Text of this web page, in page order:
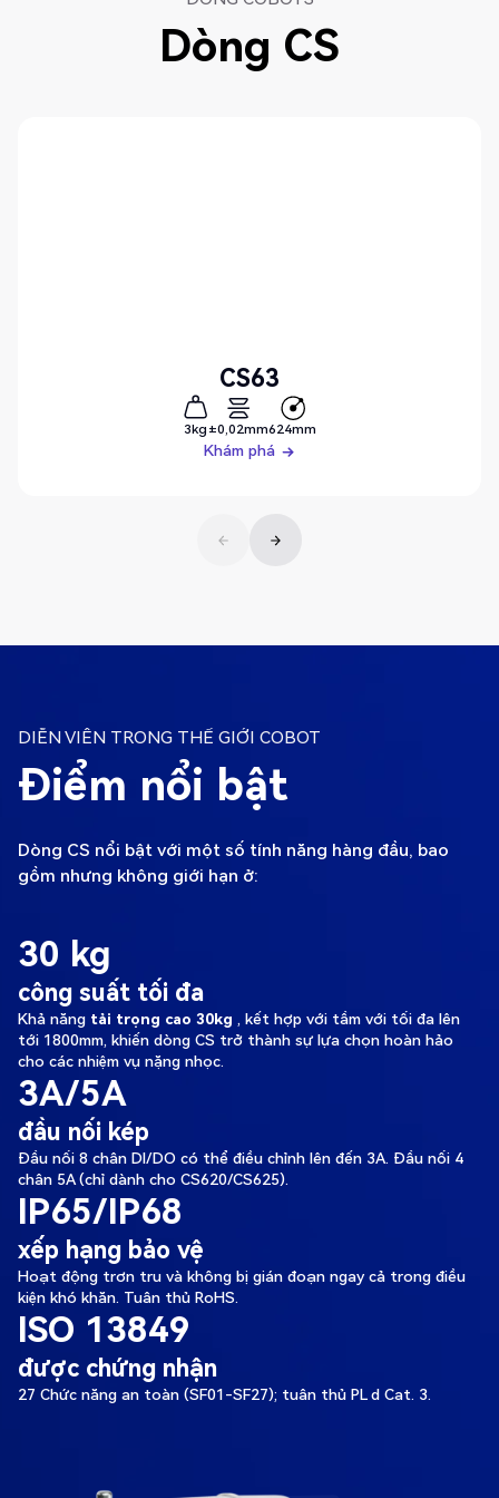
Dòng CS
CS63
3kg ±0,02mm624mm
Khám phá
DIỄN VIÊN TRONG THẾ GIỚI COBOT
Điểm nổi bật
Dòng CS nổi bật với một số tính năng hàng đầu, bao
gồm nhưng không giới hạn ở:
30 kg
công suất tối đa
Khả năng tải trọng cao 30kg , kết hợp với tầm với tối đa lên
tới 1800mm, khiến dòng CS trở thành sự lựa chọn hoàn hảo
cho các nhiệm vụ nặng nhọc.
3A/5A
đầu nối kép
Đầu nối 8 chân DI/DO có thể điều chỉnh lên đến 3A. Đầu nối 4
chân 5A (chỉ dành cho CS620/CS625).
IP65/IP68
xếp hạng bảo vệ
Hoạt động trơn tru và không bị gián đoạn ngay cả trong điều
kiện khó khăn. Tuân thủ RoHS.
ISO 13849
được chứng nhận
27 Chức năng an toàn (SF01-SF27); tuân thủ PL d Cat. 3.